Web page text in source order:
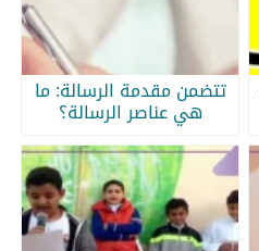
تتضمن مقدمة الرسالة: ما
هي عناصر الرسالة؟